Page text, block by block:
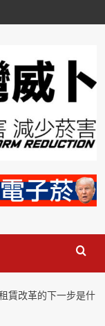
賃改革的下一步是什